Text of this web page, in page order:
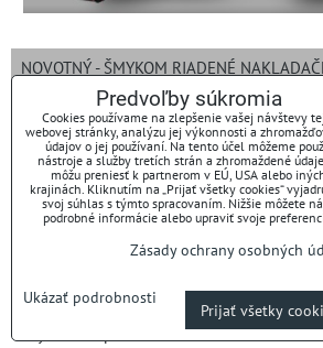
NOVOTNÝ - ŠMYKOM RIADENÉ
ROZDRUŽOVAČE BALÍKOV ROMET
SGARIBOLDI - KŔMNE VOZY
BORAN DRONES
Zásady ochrany
BiznisWeb.sk
Predvoľby súkromia
Cookies používame na zlepšenie vašej návštevy
webovej stránky, analýzu jej výkonnosti a
údajov o jej používaní. Na tento účel môžeme
nástroje a služby tretích strán a zhromaždené
môžu preniesť k partnerom v EÚ, USA alebo
krajinách. Kliknutím na „Prijať všetky cookies“
svoj súhlas s týmto spracovaním. Nižšie môžete
podrobné informácie alebo upraviť svoje
Zásady ochrany osobných
Ukázať podrobnosti
Prijať všetky